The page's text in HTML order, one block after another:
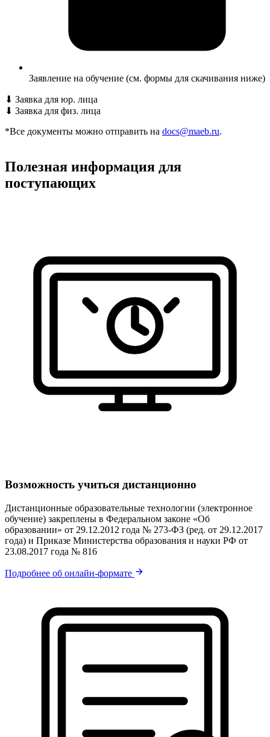
Заявление на обучение (см. формы для скачивания ниже)
⬇ Заявка для юр. лица
⬇ Заявка для физ. лица
*Все документы можно отправить на docs@maeb.ru.
Полезная информация для
поступающих
Возможность учиться дистанционно
Дистанционные образовательные технологии (электронное
обучение) закреплены в Федеральном законе «Об
образовании» от 29.12.2012 года № 273-ФЗ (ред. от 29.12.2017
года) и Приказе Министерства образования и науки РФ от
23.08.2017 года № 816
Подробнее об онлайн-формате